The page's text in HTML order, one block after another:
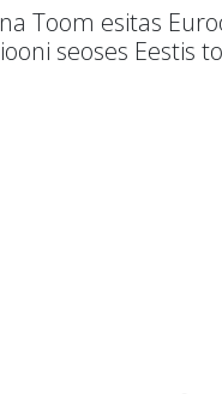
Toom esitas
seoses Eestis